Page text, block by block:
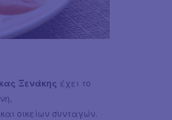
Ξενάκης έχει το
οικείων συνταγών.